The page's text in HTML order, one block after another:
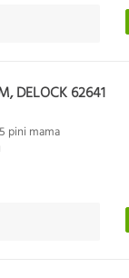
DELOCK 62641
pini mama